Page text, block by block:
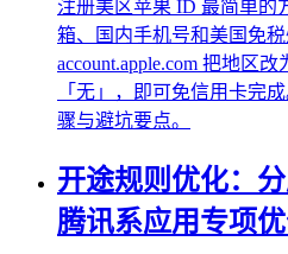
注册美区苹果 ID 最简单的
箱、国内手机号和美国免
account.apple.com 把地区
「无」，即可免信用卡完
骤与避坑要点。
开途规则优化：
腾讯系应用专项